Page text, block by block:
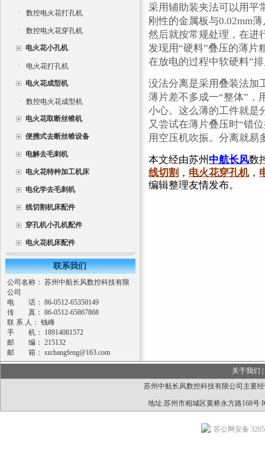
· 数控电火花打孔机
· 数控电火花穿孔机
电火花小孔机
· 电火花打孔机
电火花成型机
· 数控电火花成型机
电火花取断丝锥机
便携式去断丝锥设备
电解去毛刺机
电火花特种加工机床
电化学去毛刺机
线切割机床配件
穿孔机小孔机配件
电火花机床配件
联系我们
公司名称： 苏州中航长风数控科技有限
公司
电 话： 86-0512-65350149
传 真： 86-0512-65867868
联 系 人： 钱峰
手 机： 18914081572
邮 编： 215132
邮 箱： szchangfeng@163.com
采用辅助装夹法可以用平
刚性的金属板与0.02mm
然后就按常规处理，在进
发现用“硬料”叠压的薄片
在放电的过程中软硬料”
没法分离是采用叠装法加
薄片差不多成一“整体”，
小心。这么薄的工件就是
又尝试在薄片叠压时“错
用空压机吹振。分离就易
本文经由苏州 中航长风数
线切割 ， 电火花穿孔机，
编辑整理友情发布。
关于我们
苏州中航长风数控科技有限公司主要
地址:苏州市相城区黄桥永方路168号
苏公网安备